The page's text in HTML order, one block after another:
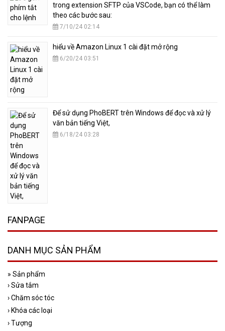
trong extension SFTP của VSCode, bạn có thể làm
theo các bước sau:
7/10/24 02:14
hiểu về Amazon Linux 1 cài đặt mở rộng
6/20/24 03:51
​Để sử dụng PhoBERT trên Windows để đọc và xử lý
văn bản tiếng Việt,
6/18/24 03:28
FANPAGE
DANH MỤC SẢN PHẨM
» Sản phẩm
›Sửa tắm
›Chăm sóc tóc
› Khóa các loại
›Tượng